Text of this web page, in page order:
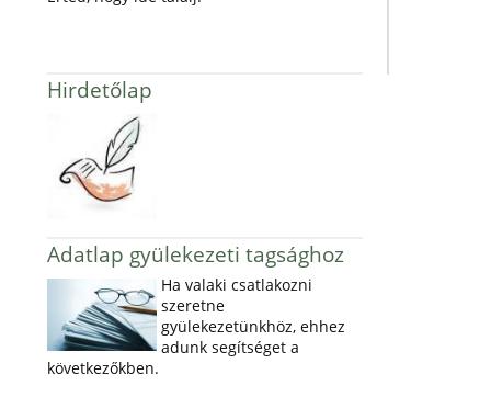
Hirdetőlap
Adatlap gyülekezeti tagsághoz
Ha valaki csatlakozni
szeretne
gyülekezetünkhöz, ehhez
adunk segítséget a
következőkben.